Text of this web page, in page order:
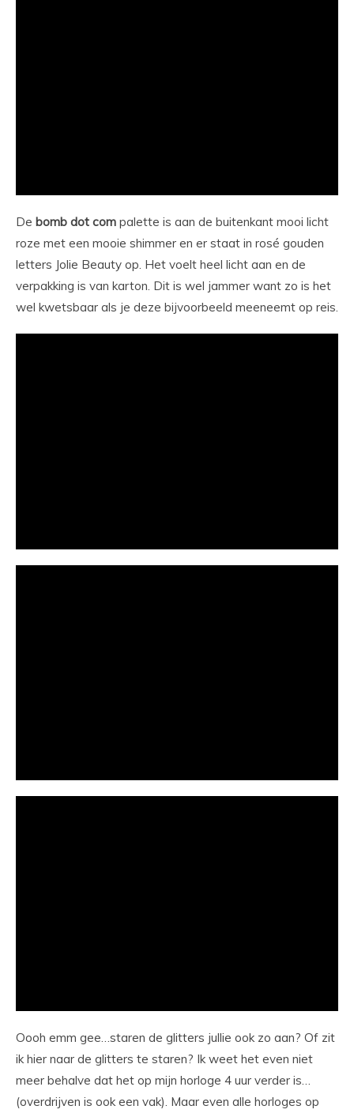
De bomb dot com palette is aan de buitenkant mooi licht
roze met een mooie shimmer en er staat in rosé gouden
letters Jolie Beauty op. Het voelt heel licht aan en de
verpakking is van karton. Dit is wel jammer want zo is het
wel kwetsbaar als je deze bijvoorbeeld meeneemt op reis.
Oooh emm gee…staren de glitters jullie ook zo aan? Of zit
ik hier naar de glitters te staren? Ik weet het even niet
meer behalve dat het op mijn horloge 4 uur verder is…
(overdrijven is ook een vak). Maar even alle horloges op